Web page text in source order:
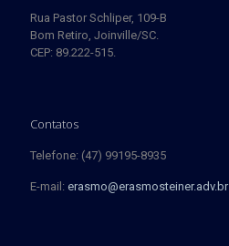
Rua Pastor Schliper, 109-B
Bom Retiro, Joinville/SC.
CEP: 89.222-515.
Contatos
Telefone: (47) 99195-8935
E-mail: erasmo@erasmosteiner.adv.br